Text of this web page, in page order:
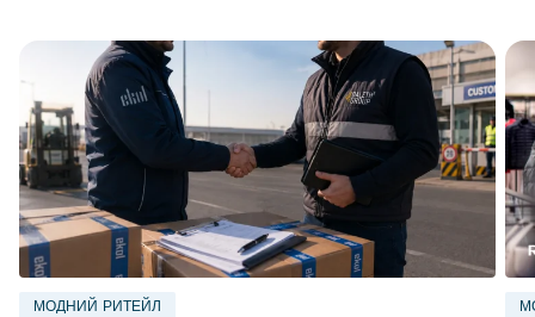
МОДНИЙ РИТЕЙЛ